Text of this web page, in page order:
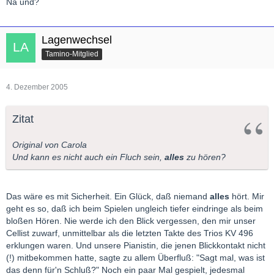
Na und?
Lagenwechsel
Tamino-Mitglied
4. Dezember 2005
Zitat
Original von Carola
Und kann es nicht auch ein Fluch sein, alles zu hören?
Das wäre es mit Sicherheit. Ein Glück, daß niemand alles hört. Mir
geht es so, daß ich beim Spielen ungleich tiefer eindringe als beim
bloßen Hören. Nie werde ich den Blick vergessen, den mir unser
Cellist zuwarf, unmittelbar als die letzten Takte des Trios KV 496
erklungen waren. Und unsere Pianistin, die jenen Blickkontakt nicht
(!) mitbekommen hatte, sagte zu allem Überfluß: "Sagt mal, was ist
das denn für'n Schluß?" Noch ein paar Mal gespielt, jedesmal